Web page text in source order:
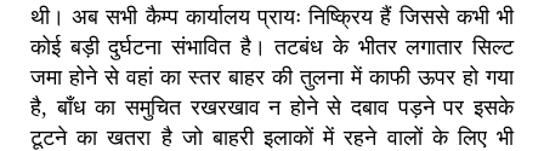
थी। अब सभी कैम्प कार्यालय प्रायः निष्क्रिय हैं जिससे कभी भी
कोई बड़ी दुर्घटना संभावित है। तटबंध के भीतर लगातार सिल्ट
जमा होने से वहां का स्तर बाहर की तुलना में काफी ऊपर हो गया
है, बाँध का समुचित रखरखाव न होने से दबाव पड़ने पर इसके
टूटने का खतरा है जो बाहरी इलाकों में रहने वालों के लिए भी